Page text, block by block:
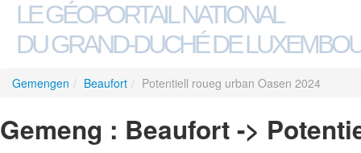
LE GÉOPORTAIL NATIONAL
DU GRAND-DUCHÉ DE
Gemengen / Beaufort / Potentiell roueg urban Oasen 2024
Gemeng : Beaufort ->